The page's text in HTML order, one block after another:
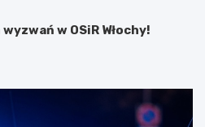
w OSiR Włochy!